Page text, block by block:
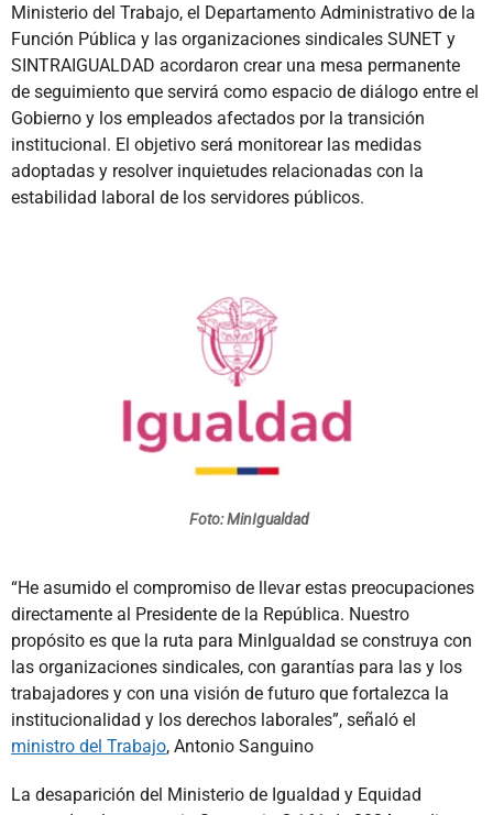
Ministerio del Trabajo, el Departamento Administrativo de la
Función Pública y las organizaciones sindicales SUNET y
SINTRAIGUALDAD acordaron crear una mesa permanente
de seguimiento que servirá como espacio de diálogo entre el
Gobierno y los empleados afectados por la transición
institucional. El objetivo será monitorear las medidas
adoptadas y resolver inquietudes relacionadas con la
estabilidad laboral de los servidores públicos.
Foto: MinIgualdad
“He asumido el compromiso de llevar estas preocupaciones
directamente al Presidente de la República. Nuestro
propósito es que la ruta para MinIgualdad se construya con
las organizaciones sindicales, con garantías para las y los
trabajadores y con una visión de futuro que fortalezca la
institucionalidad y los derechos laborales”, señaló el
ministro del Trabajo, Antonio Sanguino
La desaparición del Ministerio de Igualdad y Equidad